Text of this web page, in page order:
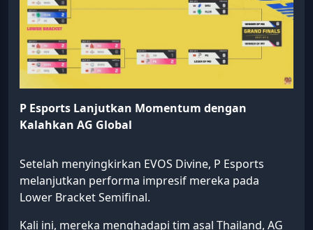
P Esports Lanjutkan Momentum dengan
Kalahkan AG Global
Setelah menyingkirkan EVOS Divine, P Esports
melanjutkan performa impresif mereka pada
Lower Bracket Semifinal.
Kali ini, mereka menghadapi tim asal Thailand, AG